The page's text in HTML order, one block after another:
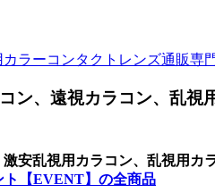
ラーコンタクトレンズ通販専
ン、遠視カラコン、乱視
安乱視用カラコン、乱視用カ
ト【EVENT】の全商品